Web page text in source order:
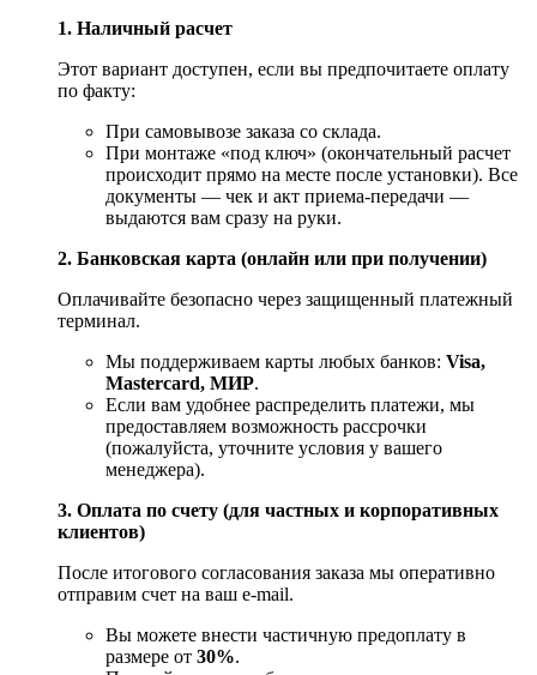
1. Наличный расчет
Этот вариант доступен, если вы предпочитаете оплату
по факту:
При самовывозе заказа со склада.
При монтаже «под ключ» (окончательный расчет
происходит прямо на месте после установки). Все
документы — чек и акт приема-передачи —
выдаются вам сразу на руки.
2. Банковская карта (онлайн или при получении)
Оплачивайте безопасно через защищенный платежный
терминал.
Мы поддерживаем карты любых банков: Visa,
Mastercard, МИР.
Если вам удобнее распределить платежи, мы
предоставляем возможность рассрочки
(пожалуйста, уточните условия у вашего
менеджера).
3. Оплата по счету (для частных и корпоративных
клиентов)
После итогового согласования заказа мы оперативно
отправим счет на ваш e‑mail.
Вы можете внести частичную предоплату в
размере от 30%.